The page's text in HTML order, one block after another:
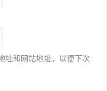
址和网站地址，以便下次